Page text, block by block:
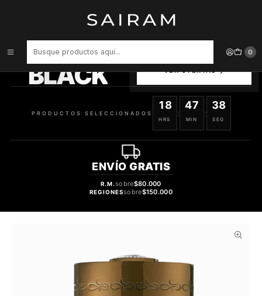
0
PERFUME SPIRIT OF DUBAI OUD UNISEX PARFUM 50 ML
BLACK
SELECCIONADOS
PRODUCTOS SELECCIONADOS
18
HRS
:
47
MIN
:
38
SEG
ENVÍO GRATIS
R.M.sobre$80.000
REGIONESsobre$150.000